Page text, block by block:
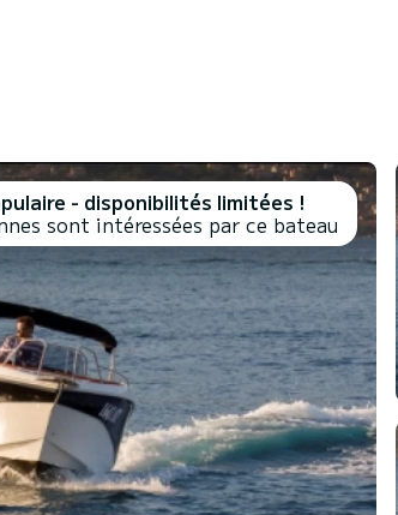
- disponibilités limitées !
sont intéressées par ce bateau